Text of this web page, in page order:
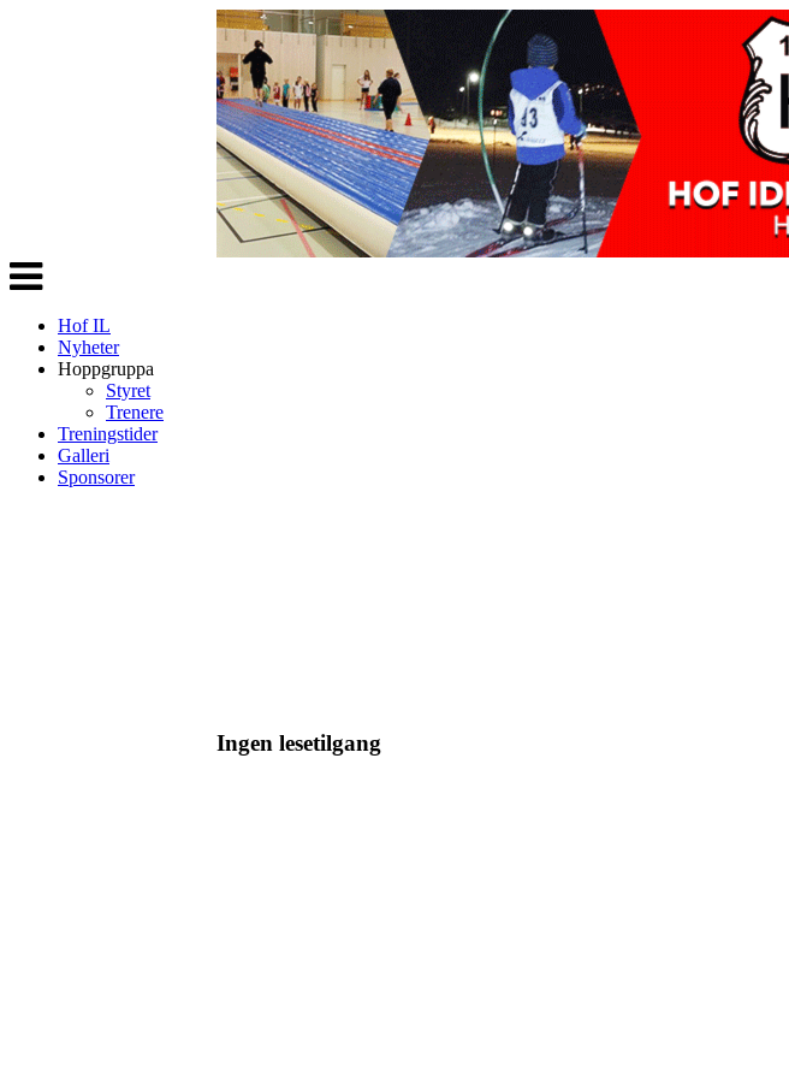
Veksle
navigasjon
Hof IL
Nyheter
Hoppgruppa
Styret
Trenere
Treningstider
Galleri
Sponsorer
Ingen lesetilgang